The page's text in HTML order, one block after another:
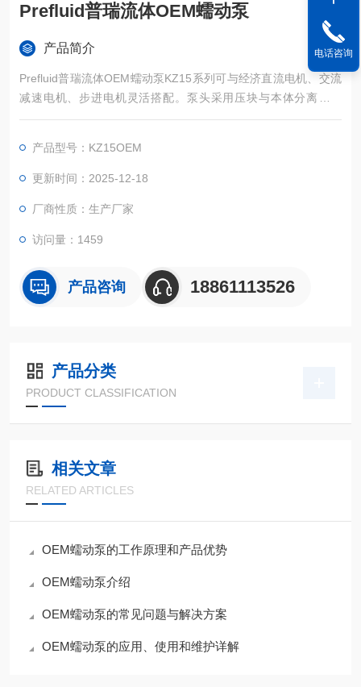
Prefluid普瑞流体OEM蠕动泵
产品简介
Prefluid普瑞流体OEM蠕动泵KZ15系列可与经济直流电机、交流
减速电机、步进电机灵活搭配。泵头采用压块与本体分离的结
构，可快速更换软管，合金材料外壳，表面特殊处理，耐腐蚀。
流量。适用于环保监测行业中样品输送，化工反应过程中定量或
持续加料，恶劣工况液体输送等等。
产品型号：KZ15OEM
更新时间：2025-12-18
厂商性质：生产厂家
访问量：1459
产品咨询 18861113526
产品分类
PRODUCT CLASSIFICATION
相关文章
RELATED ARTICLES
OEM蠕动泵的工作原理和产品优势
OEM蠕动泵介绍
OEM蠕动泵的常见问题与解决方案
OEM蠕动泵的应用、使用和维护详解
电话咨询